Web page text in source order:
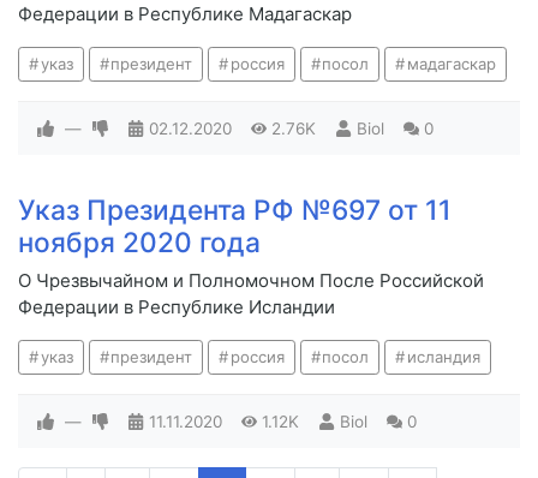
Федерации в Республике Мадагаскар
указ президент россия посол мадагаскар
— 02.12.2020 2.76K Biol 0
Указ Президента РФ №697 от 11
ноября 2020 года
О Чрезвычайном и Полномочном После Российской
Федерации в Республике Исландии
указ президент россия посол исландия
— 11.11.2020 1.12K Biol 0